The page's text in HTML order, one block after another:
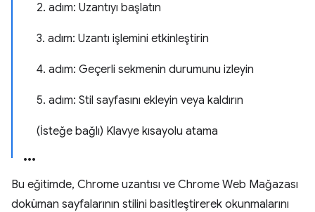
2. adım: Uzantıyı başlatın
3. adım: Uzantı işlemini etkinleştirin
4. adım: Geçerli sekmenin durumunu izleyin
5. adım: Stil sayfasını ekleyin veya kaldırın
(İsteğe bağlı) Klavye kısayolu atama
Bu eğitimde, Chrome uzantısı ve Chrome Web Mağazası
doküman sayfalarının stilini basitleştirerek okunmalarını